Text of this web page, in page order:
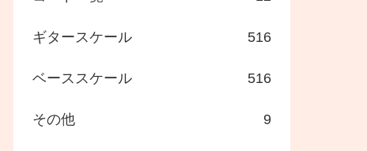
ギタースケール 516
ベーススケール 516
その他 9